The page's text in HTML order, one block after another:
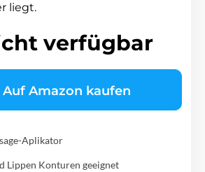
liegt.
verfügbar
Auf Amazon kaufen
Aplikator
Lippen Konturen geeignet